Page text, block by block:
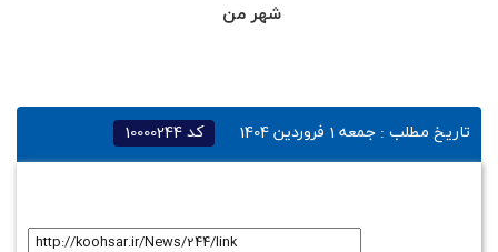
شهر من
تاریخ مطلب : جمعه 1 فروردین 1404 کد 10000244